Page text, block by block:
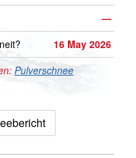
—
16 May 2026
Pulverschnee